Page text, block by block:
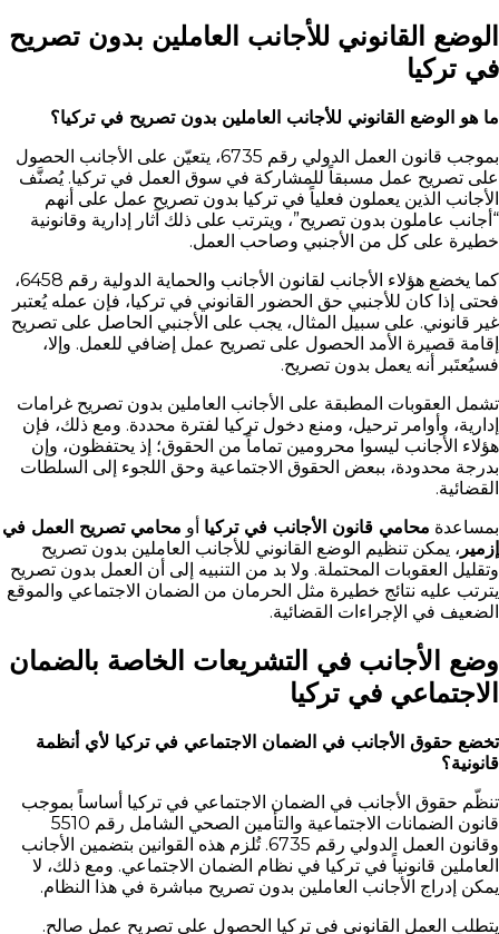
الوضع القانوني للأجانب العاملين بدون تصريح
في تركيا
ما هو الوضع القانوني للأجانب العاملين بدون تصريح في تركيا؟
بموجب قانون العمل الدولي رقم 6735، يتعيّن على الأجانب الحصول
على تصريح عمل مسبقاً للمشاركة في سوق العمل في تركيا. يُصنَّف
الأجانب الذين يعملون فعلياً في تركيا بدون تصريح عمل على أنهم
“أجانب عاملون بدون تصريح”، ويترتب على ذلك آثار إدارية وقانونية
خطيرة على كل من الأجنبي وصاحب العمل.
كما يخضع هؤلاء الأجانب لقانون الأجانب والحماية الدولية رقم 6458،
فحتى إذا كان للأجنبي حق الحضور القانوني في تركيا، فإن عمله يُعتبر
غير قانوني. على سبيل المثال، يجب على الأجنبي الحاصل على تصريح
إقامة قصيرة الأمد الحصول على تصريح عمل إضافي للعمل. وإلا،
فسيُعتَبر أنه يعمل بدون تصريح.
تشمل العقوبات المطبقة على الأجانب العاملين بدون تصريح غرامات
إدارية، وأوامر ترحيل، ومنع دخول تركيا لفترة محددة. ومع ذلك، فإن
هؤلاء الأجانب ليسوا محرومين تماماً من الحقوق؛ إذ يحتفظون، وإن
بدرجة محدودة، ببعض الحقوق الاجتماعية وحق اللجوء إلى السلطات
القضائية.
بمساعدة محامي قانون الأجانب في تركيا أو محامي تصريح العمل في
إزمير ، يمكن تنظيم الوضع القانوني للأجانب العاملين بدون تصريح
وتقليل العقوبات المحتملة. ولا بد من التنبيه إلى أن العمل بدون تصريح
يترتب عليه نتائج خطيرة مثل الحرمان من الضمان الاجتماعي والموقع
الضعيف في الإجراءات القضائية.
وضع الأجانب في التشريعات الخاصة بالضمان
الاجتماعي في تركيا
تخضع حقوق الأجانب في الضمان الاجتماعي في تركيا لأي أنظمة
قانونية؟
تنظّم حقوق الأجانب في الضمان الاجتماعي في تركيا أساساً بموجب
قانون الضمانات الاجتماعية والتأمين الصحي الشامل رقم 5510
وقانون العمل الدولي رقم 6735. تُلزم هذه القوانين بتضمين الأجانب
العاملين قانونياً في تركيا في نظام الضمان الاجتماعي. ومع ذلك، لا
يمكن إدراج الأجانب العاملين بدون تصريح مباشرة في هذا النظام.
يتطلب العمل القانوني في تركيا الحصول على تصريح عمل صالح.